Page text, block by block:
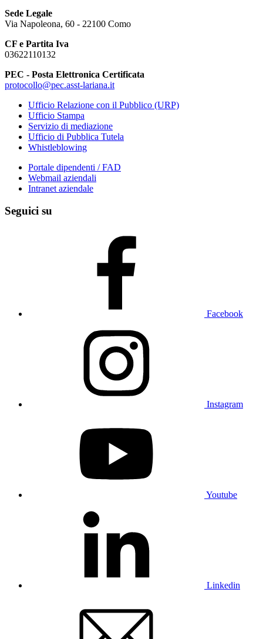
Sede Legale
Via Napoleona, 60 - 22100 Como
CF e Partita Iva
03622110132
PEC - Posta Elettronica Certificata
protocollo@pec.asst-lariana.it
Ufficio Relazione con il Pubblico (URP)
Ufficio Stampa
Servizio di mediazione
Ufficio di Pubblica Tutela
Whistleblowing
Portale dipendenti / FAD
Webmail aziendali
Intranet aziendale
Seguici su
Facebook
Instagram
Youtube
Linkedin